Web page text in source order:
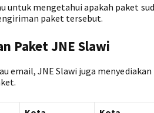
mengetahui apakah paket
paket tersebut.
Paket JNE Slawi
email, JNE Slawi juga